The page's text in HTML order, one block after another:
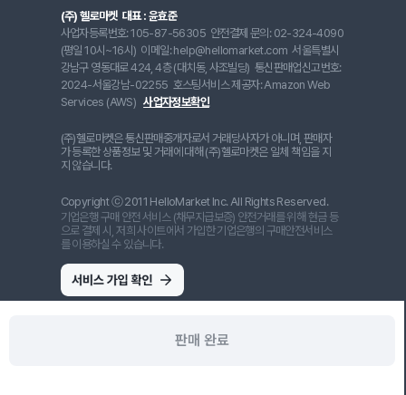
판매 완료
(주) 헬로마켓 대표 : 윤효준
사업자등록번호: 105-87-56305 안전결제 문의: 02-324-4090
(평일 10시~16시) 이메일: help@hellomarket.com 서울특별시
강남구 영동대로 424, 4층 (대치동, 사조빌딩) 통신판매업신고번호:
2024-서울강남-02255 호스팅서비스 제공자: Amazon Web
Services (AWS) 사업자정보확인
(주)헬로마켓은 통신판매중개자로서 거래당사자가 아니며, 판매자
가 등록한 상품정보 및 거래에 대해 (주)헬로마켓은 일체 책임을 지
지 않습니다.
Copyright ⓒ 2011 HelloMarket Inc. All Rights Reserved.
기업은행 구매 안전 서비스 (채무지급보증) 안전거래를 위해 현금 등
으로 결제 시, 저희 사이트에서 가입한 기업은행의 구매안전서비스
를 이용하실 수 있습니다.